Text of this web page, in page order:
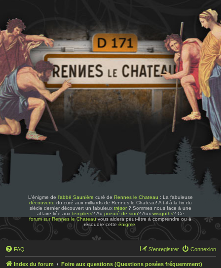
L'énigme de l'abbé Saunière curé de Rennes le Chateau : La fabuleuse
découverte du curé aux milliards de Rennes le Chateau! A t-il à la fin du
siècle dernier découvert un fabuleux trésor? Sommes nous face à une
affaire liée aux templiers? Au prieuré de sion? Aux wisigoths? Ce
forum sur Rennes le Chateauvous aidera peut-être à comprendre ou à
résoudre cetteénigme
FAQ Connexion
S’enregistrer
Index du forum Foire aux questions (Questions posées fréquemment)